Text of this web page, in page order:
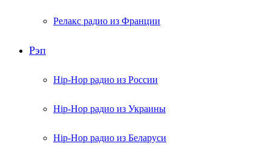
Релакс радио из Франции
Рэп
Hip-Hop радио из России
Hip-Hop радио из Украины
Hip-Hop радио из Беларуси